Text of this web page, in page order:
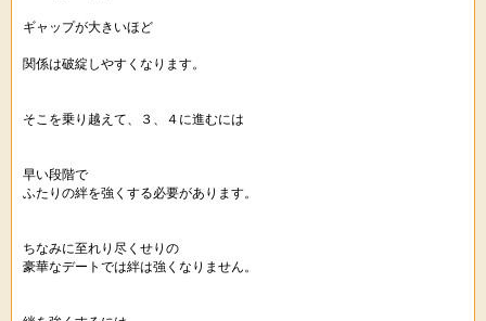
ギャップが大きいほど
関係は破綻しやすくなります。
そこを乗り越えて、３、４に進むには
早い段階で
ふたりの絆を強くする必要があります。
ちなみに至れり尽くせりの
豪華なデートでは絆は強くなりません。